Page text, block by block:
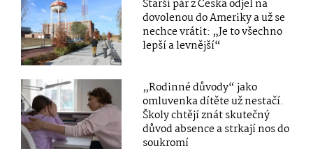
Starší pár z Česka odjel na
dovolenou do Ameriky a už se
nechce vrátit: „Je to všechno
lepší a levnější“
„Rodinné důvody“ jako
omluvenka dítěte už nestačí.
Školy chtějí znát skutečný
důvod absence a strkají nos do
soukromí